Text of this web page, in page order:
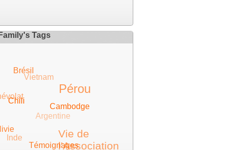
Tags
Brésil
Chili
Cambodge
Pérou
Vietnam
Témoignages
Vie de
l'Association
Argentine
Inde